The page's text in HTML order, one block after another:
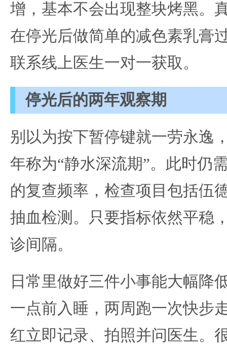
增，基本不会出现整块烤黑。
在停光后做简单的减色素乳膏
联系线上医生一对一获取。
停光后的两年观察期
别以为按下暂停键就一劳永逸
年称为“静水深流期”。此时仍
的复查频率，检查项目包括伍
抽血检测。只要指标依然平稳
诊间隔。
日常里做好三件小事能大幅降
一点前入睡，两周跑一次快步
红立即记录、拍照并问医生。